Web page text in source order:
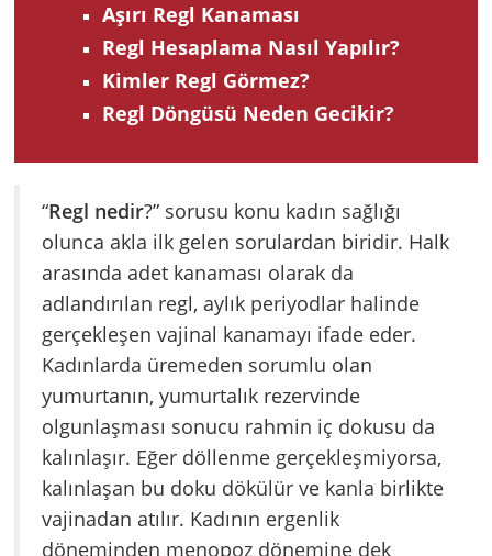
Aşırı Regl Kanaması
Regl Hesaplama Nasıl Yapılır?
Kimler Regl Görmez?
Regl Döngüsü Neden Gecikir?
“Regl nedir?” sorusu konu kadın sağlığı
olunca akla ilk gelen sorulardan biridir. Halk
arasında adet kanaması olarak da
adlandırılan regl, aylık periyodlar halinde
gerçekleşen vajinal kanamayı ifade eder.
Kadınlarda üremeden sorumlu olan
yumurtanın, yumurtalık rezervinde
olgunlaşması sonucu rahmin iç dokusu da
kalınlaşır. Eğer döllenme gerçekleşmiyorsa,
kalınlaşan bu doku dökülür ve kanla birlikte
vajinadan atılır. Kadının ergenlik
döneminden menopoz dönemine dek